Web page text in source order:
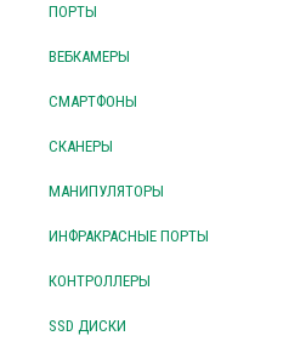
ПОРТЫ
ВЕБКАМЕРЫ
СМАРТФОНЫ
СКАНЕРЫ
МАНИПУЛЯТОРЫ
ИНФРАКРАСНЫЕ ПОРТЫ
КОНТРОЛЛЕРЫ
SSD ДИСКИ